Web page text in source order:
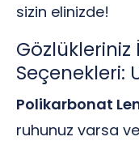
sizin elinizde!
Gözlükleriniz
Seçenekleri:
Polikarbonat
ruhunuz varsa